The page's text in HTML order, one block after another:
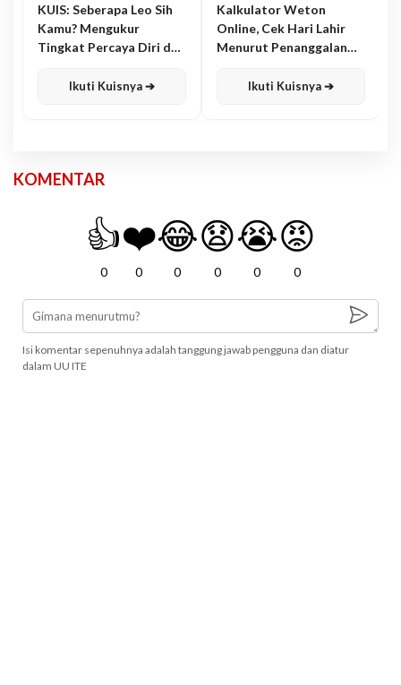
KUIS: Seberapa Leo Sih
Kamu? Mengukur
Tingkat Percaya Diri dan
Ikuti Kuisnya ➔
Kalkulator Weton
Online, Cek Hari Lahir
Menurut Penanggalan
Ikuti Kuisnya ➔
KOMENTAR
👍
0
❤️
0
😂
0
😧
0
😭
0
😡
0
Isi komentar sepenuhnya adalah tanggung jawab pengguna dan diatur
dalam UU ITE